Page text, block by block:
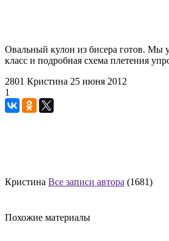
Овальный кулон из бисера готов. Мы
класс и подробная схема плетения
2801 Кристина 25 июня 2012
1
Кристина Все записи автора (1681)
Похожие материалы